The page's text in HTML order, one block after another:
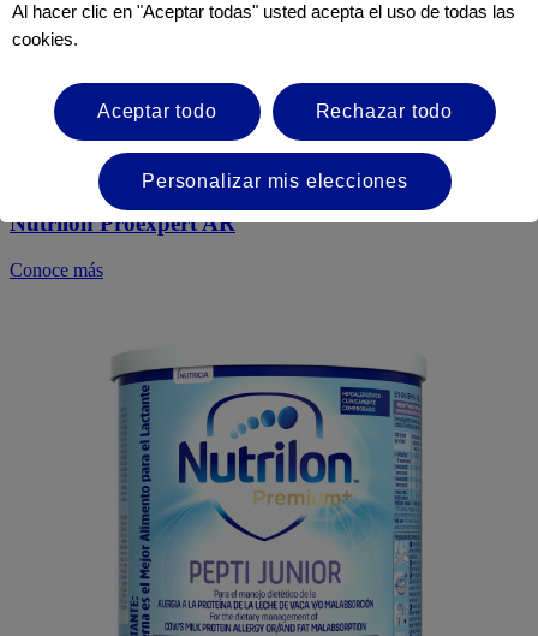
Gastrointestinal
Nutrilon Proexpert AR
Conoce más
Al hacer clic en "Aceptar todas" usted acepta el uso de todas las
cookies.
Aceptar todo Rechazar todo
Personalizar mis elecciones